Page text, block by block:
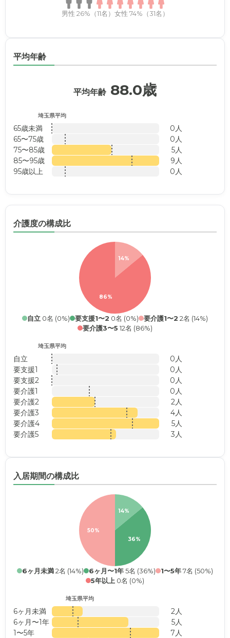
男性 26%（11名） 女性 74%（31名）
平均年齢
平均年齢 88.0歳
埼玉県平均
65歳未満
0人
65〜75歳
0人
75〜85歳
5人
85〜95歳
9人
95歳以上
0人
介護度の構成比
14%
86%
自立 0名 (0%) 要支援1〜2 0名 (0%) 要介護1〜2 2名 (14%)
要介護3〜5 12名 (86%)
埼玉県平均
自立
0人
要支援1
0人
要支援2
0人
要介護1
0人
要介護2
2人
要介護3
4人
要介護4
5人
要介護5
3人
入居期間の構成比
14%
36%
50%
6ヶ月未満2名 (14%) 6ヶ月〜1年5名 (36%) 1〜5年7名 (50%)
5年以上 0名 (0%)
埼玉県平均
6ヶ月未満
2人
6ヶ月〜1年
5人
1〜5年
7人